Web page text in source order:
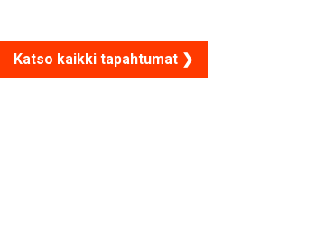
Katso kaikki tapahtumat ❯